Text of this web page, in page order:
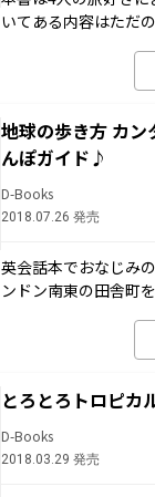
いてある内容はただ
地球の歩き方 カ
んぽガイド♪
D-Books
2018.07.26 発売
英会話本でおなじみ
ンドン南東の田舎町
とろとろトロピ
D-Books
2018.03.29 発売